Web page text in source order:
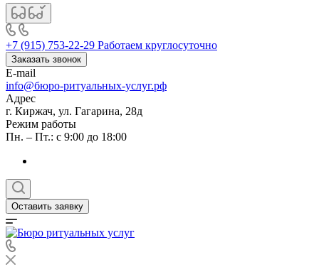
+7 (915) 753-22-29 Работаем круглосуточно
Заказать звонок
E-mail
info@бюро-ритуальных-услуг.рф
Адрес
г. Киржач, ул. Гагарина, 28д
Режим работы
Пн. – Пт.: с 9:00 до 18:00
Оставить заявку